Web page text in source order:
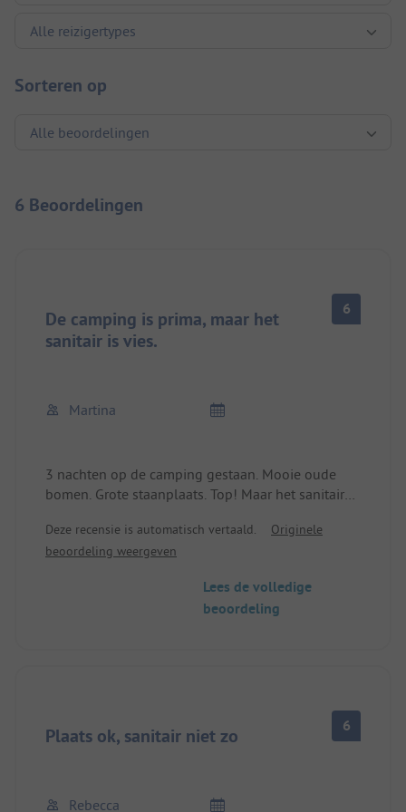
Sorteren op
6 Beoordelingen
De camping is prima, maar het
sanitair is vies.
6
Martina
3 nachten op de camping gestaan. Mooie oude
bomen. Grote staanplaats. Top! Maar het sanitair
schoongemaakt. Geen toiletpapier en zeep. Koud
water bij het douchen! We willen niet weten hoe
Deze recensie is automatisch vertaald.
Originele
beoordeling weergeven
Lees de volledige
beoordeling
Plaats ok, sanitair niet zo 6
Rebecca